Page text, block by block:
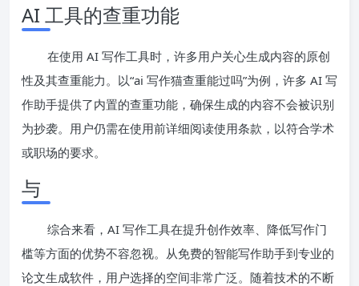
AI 工具的查重功能
在使用 AI 写作工具时，许多用户关心生成内容的原创
性及其查重能力。以“ai 写作猫查重能过吗”为例，许多 AI 写
作助手提供了内置的查重功能，确保生成的内容不会被识别
为抄袭。用户仍需在使用前详细阅读使用条款，以符合学术
或职场的要求。
与
综合来看，AI 写作工具在提升创作效率、降低写作门
槛等方面的优势不容忽视。从免费的智能写作助手到专业的
论文生成软件，用户选择的空间非常广泛。随着技术的不断